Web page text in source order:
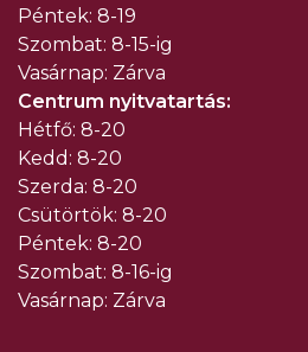
Péntek: 8-19
Szombat: 8-15-ig
Vasárnap: Zárva
Centrum nyitvatartás:
Hétfő: 8-20
Kedd: 8-20
Szerda: 8-20
Csütörtök: 8-20
Péntek: 8-20
Szombat: 8-16-ig
Vasárnap: Zárva